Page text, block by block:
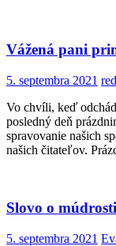
Vážená pani
5. septembra 2021
Vo chvíli, keď
posledný deň
spravovanie našich
našich čitateľov.
Slovo o múdrosti
5. septembra 2021